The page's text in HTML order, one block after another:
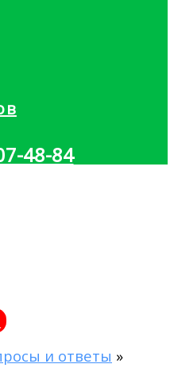
48-84
и ответы »